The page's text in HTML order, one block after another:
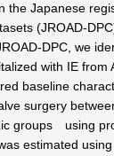
the Japanese
(JROAD-
DPC, we
with IE from
baseline
surgery
groups using
estimated